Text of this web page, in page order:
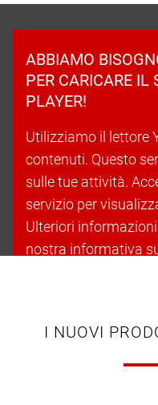
ABBIAMO
PER CARICARE IL
PLAYER!
Utilizziamo il lettore
contenuti. Questo
sulle tue attività.
servizio per
Ulteriori
nostra informativa
I NUOVI